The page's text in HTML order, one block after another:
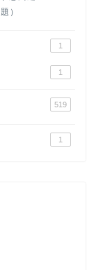
）
1
1
519
1
講座
コい